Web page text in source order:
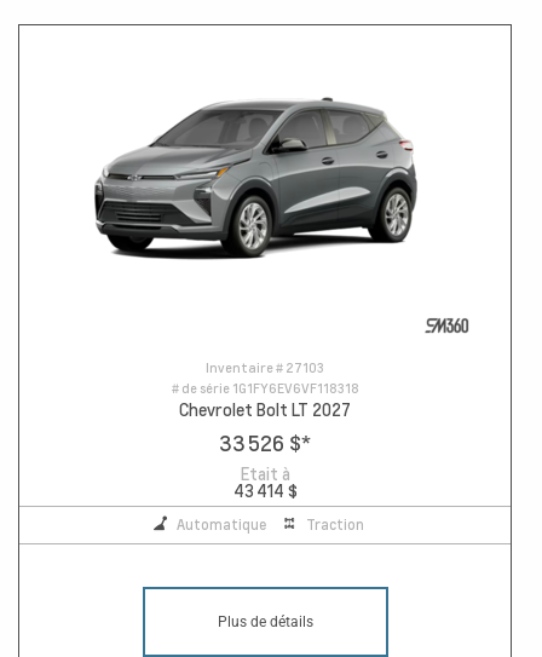
Inventaire # 27103
# de série 1G1FY6EV6VF118318
Chevrolet Bolt LT 2027
33 526 $*
Etait à
43 414 $
Automatique Traction
Plus de détails